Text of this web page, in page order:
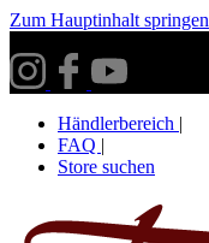
Zum Hauptinhalt springen
Händlerbereich |
FAQ |
Store suchen